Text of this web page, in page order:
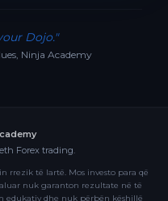
Dojo."
Ninja Academy
Forex trading.
rrezik të lartë. Mos investo para që
nuk garanton rezultate në të
edukativ dhe nuk përbën këshillë